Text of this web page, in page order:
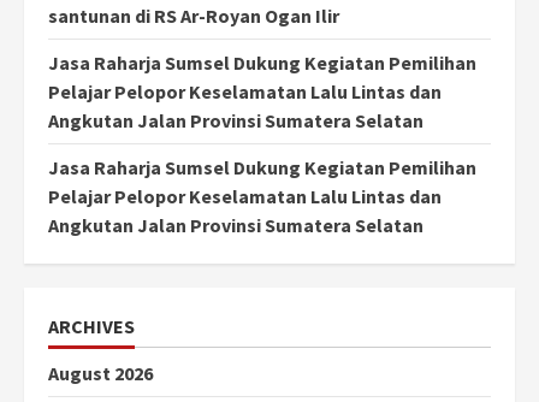
santunan di RS Ar-Royan Ogan Ilir
Jasa Raharja Sumsel Dukung Kegiatan Pemilihan
Pelajar Pelopor Keselamatan Lalu Lintas dan
Angkutan Jalan Provinsi Sumatera Selatan
Jasa Raharja Sumsel Dukung Kegiatan Pemilihan
Pelajar Pelopor Keselamatan Lalu Lintas dan
Angkutan Jalan Provinsi Sumatera Selatan
ARCHIVES
August 2026